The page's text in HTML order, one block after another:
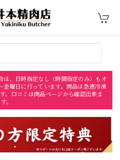
は、日時指定なし（時間指定のみ）もオ
金曜日に行っています。商品は急速冷凍
。口コミは商品ページから確認出来ま
す。